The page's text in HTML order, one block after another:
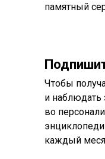
памятный
Чтобы
и наблюдать
во
каждый